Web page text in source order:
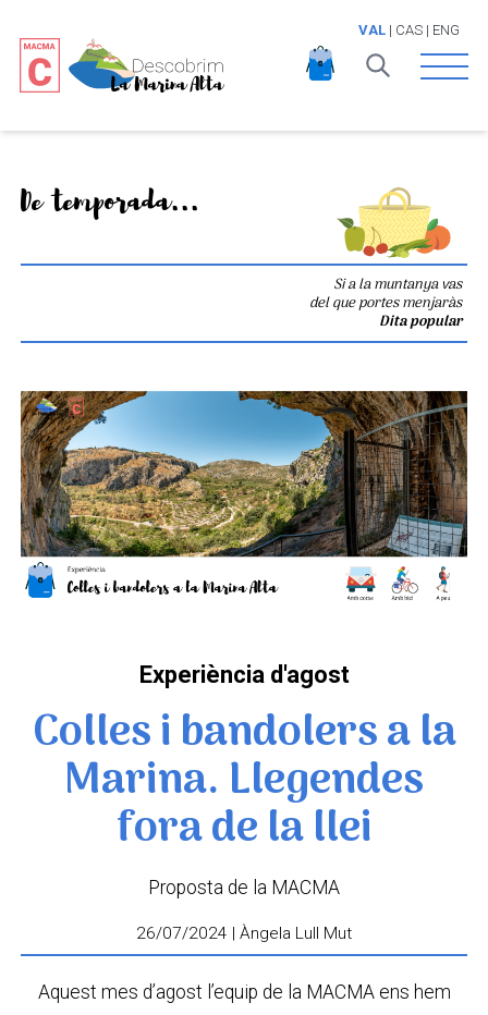
VAL| CAS| ENG
Open
De temporada...
Si a la muntanya vas
del que portes menjaràs
Dita popular
Experiència d'agost
Colles i bandolers a la
Marina. Llegendes
fora de la llei
Proposta de la MACMA
26/07/2024 | Àngela Lull Mut
Aquest mes d’agost l’equip de la MACMA ens hem